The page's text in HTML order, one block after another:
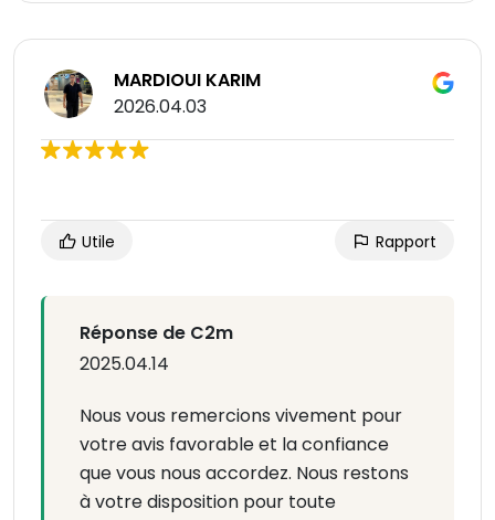
MARDIOUI KARIM
2026.04.03
Utile Rapport
Réponse de C2m
2025.04.14
Nous vous remercions vivement pour
votre avis favorable et la confiance
que vous nous accordez. Nous restons
à votre disposition pour toute